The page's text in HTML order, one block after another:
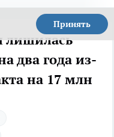
Принять
лишилась
два года из-
на 17 млн